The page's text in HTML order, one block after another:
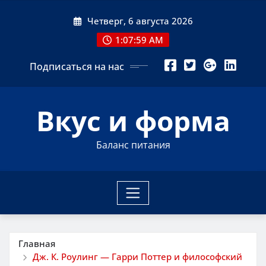
Четверг, 6 августа 2026
1:08:00 AM
Подписаться на нас
Вкус и форма
Баланс питания
Главная
Дж. К. Роулинг — Гарри Поттер и философский